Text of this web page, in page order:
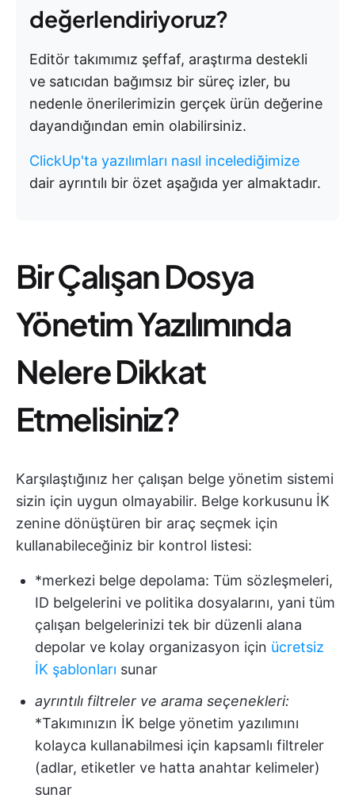
değerlendiriyoruz?
Editör takımımız şeffaf, araştırma destekli
ve satıcıdan bağımsız bir süreç izler, bu
nedenle önerilerimizin gerçek ürün değerine
dayandığından emin olabilirsiniz.
ClickUp'ta yazılımları nasıl incelediğimize
dair ayrıntılı bir özet aşağıda yer almaktadır.
Bir Çalışan Dosya
Yönetim Yazılımında
Nelere Dikkat
Etmelisiniz?
Karşılaştığınız her çalışan belge yönetim sistemi
sizin için uygun olmayabilir. Belge korkusunu İK
zenine dönüştüren bir araç seçmek için
kullanabileceğiniz bir kontrol listesi:
*merkezi belge depolama: Tüm sözleşmeleri,
ID belgelerini ve politika dosyalarını, yani tüm
çalışan belgelerinizi tek bir düzenli alana
depolar ve kolay organizasyon için ücretsiz
İK şablonları sunar
ayrıntılı filtreler ve arama seçenekleri:
*Takımınızın İK belge yönetim yazılımını
kolayca kullanabilmesi için kapsamlı filtreler
(adlar, etiketler ve hatta anahtar kelimeler)
sunar